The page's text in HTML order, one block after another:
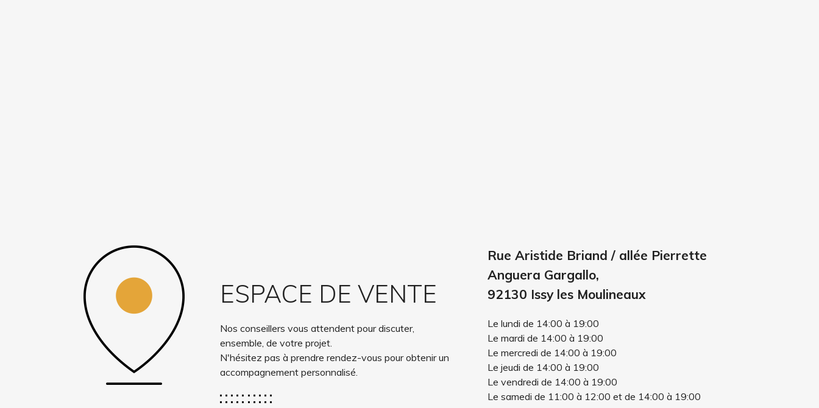
ESPACE DE VENTE
Nos conseillers vous attendent pour discuter,
ensemble, de votre projet.
N'hésitez pas à prendre rendez-vous pour obtenir un
accompagnement personnalisé.
Rue Aristide Briand / allée Pierrette
Anguera Gargallo,
92130 Issy les Moulineaux
Le lundi de 14:00 à 19:00
Le mardi de 14:00 à 19:00
Le mercredi de 14:00 à 19:00
Le jeudi de 14:00 à 19:00
Le vendredi de 14:00 à 19:00
Le samedi de 11:00 à 12:00 et de 14:00 à 19:00